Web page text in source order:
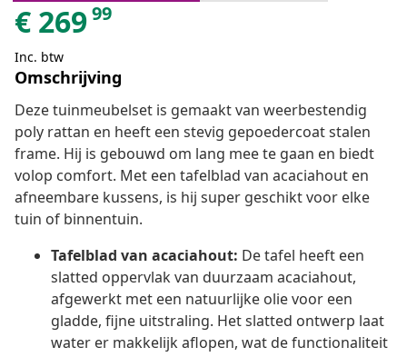
€ 26999
Inc. btw
Omschrijving
Deze tuinmeubelset is gemaakt van weerbestendig
poly rattan en heeft een stevig gepoedercoat stalen
frame. Hij is gebouwd om lang mee te gaan en biedt
volop comfort. Met een tafelblad van acaciahout en
afneembare kussens, is hij super geschikt voor elke
tuin of binnentuin.
Tafelblad van acaciahout: De tafel heeft een
slatted oppervlak van duurzaam acaciahout,
afgewerkt met een natuurlijke olie voor een
gladde, fijne uitstraling. Het slatted ontwerp laat
water er makkelijk aflopen, wat de functionaliteit